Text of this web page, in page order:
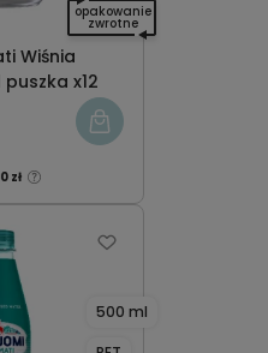
Wiśnia
x12
zł
opakowanie
zwrotne
500 ml